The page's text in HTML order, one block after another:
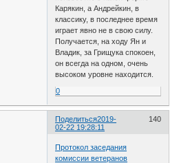
Карякин, а Андрейкин, в
классику, в последнее время
играет явно не в свою силу.
Получается, на ходу Ян и
Владик, за Грищука спокоен,
он всегда на одном, очень
высоком уровне находится.
0
Поделиться 140
2019-
02-22 19:28:11
Протокол заседания
комиссии ветеранов